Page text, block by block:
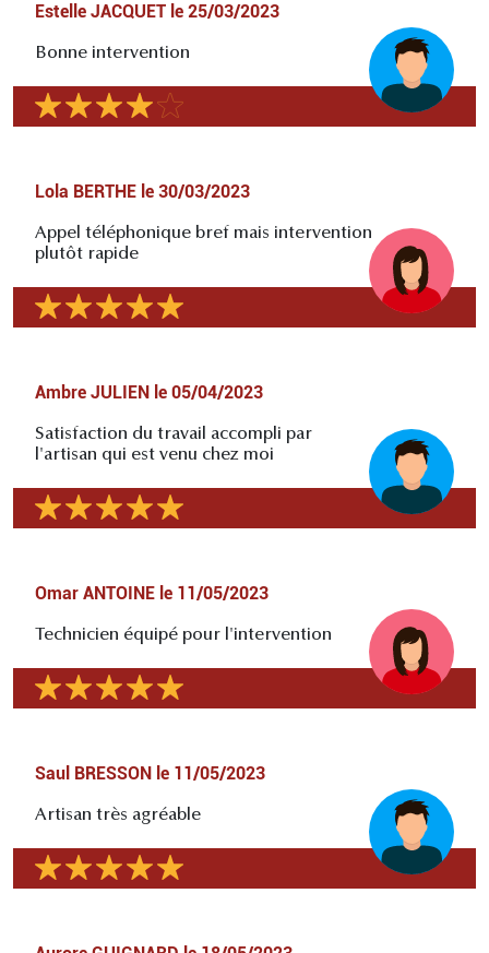
Estelle JACQUET le 25/03/2023
Bonne intervention
Lola BERTHE le 30/03/2023
Appel téléphonique bref mais intervention
plutôt rapide
Ambre JULIEN le 05/04/2023
Satisfaction du travail accompli par
l'artisan qui est venu chez moi
Omar ANTOINE le 11/05/2023
Technicien équipé pour l'intervention
Saul BRESSON le 11/05/2023
Artisan très agréable